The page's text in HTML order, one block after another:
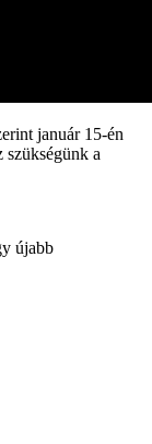
január 15-én
a
újabb